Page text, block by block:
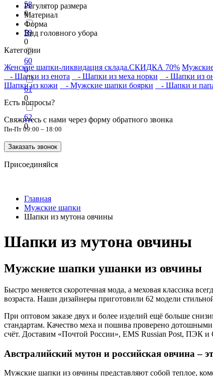
58
0
59
0
60
0
61
0
62
0
Регулятор размера
Материал
Форма
Вид головного убора
Категории
Женские шапки-ликвидация склада.СКИДКА 70%
- Шапки из енота
- Шапки из меха норки - Шапки из
Шапки из кожи
- Мужские шапки боярки - Шапки и
Есть вопросы?
Свяжитесь с нами через форму обратного звонка
Пн-Пт 09:00 – 18:00
Заказать звонок
Присоединяйся
Главная
Мужские шапки
Шапки из мутона овчины
Шапки из мутона овчины
Мужские шапки ушанки из овчины
Быстро меняется скоротечная мода, а меховая классика
возраста. Наши дизайнеры приготовили 62 модели
При оптовом заказе двух и более изделий ещё больше
стандартам. Качество меха и пошива проверено
счёт. Доставим «Почтой России», EMS Russian Post, ПЭК
Австралийский мутон и российская овчина –
Мужские шапки из овчины представляют собой теплое,